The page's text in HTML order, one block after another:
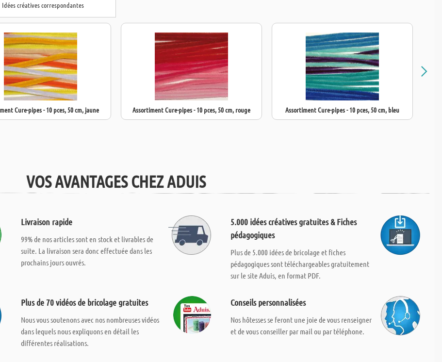
Idées créatives correspondantes
Cure-pipes - 10 pces, 50 cm, jaune Assortiment Cure-pipes - 10 pces, 50 cm, rouge Assortiment Cure-pipes - 10 pces, 50 cm, bleu
VOS AVANTAGES CHEZ ADUIS
Livraison rapide
99% de nos articles sont en stock et livrables de
suite. La livraison sera donc effectuée dans les
prochains jours ouvrés.
5.000 idées créatives gratuites & Fiches
pédagogiques
Plus de 5.000 idées de bricolage et fiches
pédagogiques sont téléchargeables gratuitement
sur le site Aduis, en format PDF.
Plus de 70 vidéos de bricolage gratuites
Nous vous soutenons avec nos nombreuses vidéos
dans lequels nous expliquons en détail les
différentes réalisations.
Conseils personnalisées
Nos hôtesses se feront une joie de vous renseigner
et de vous conseiller par mail ou par téléphone.